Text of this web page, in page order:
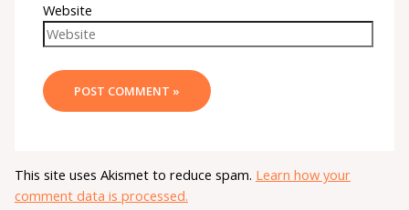
Website
This site uses Akismet to reduce spam. Learn how your
comment data is processed.